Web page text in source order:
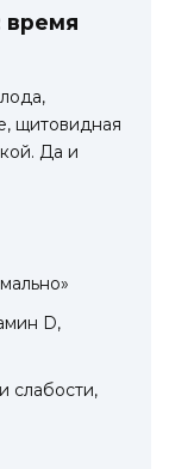
время
щитовидная
Да и
D,
слабости,